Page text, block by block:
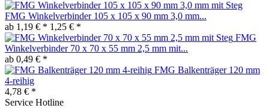
FMG Winkelverbinder 105 x 105 x 90 mm 3,0 mm...
ab 1,19 € * 1,25 € *
FMG
Winkelverbinder 70 x 70 x 55 mm 2,5 mm mit...
ab 0,49 € *
FMG Balkenträger 120 mm
4-reihig
4,78 € *
Service Hotline